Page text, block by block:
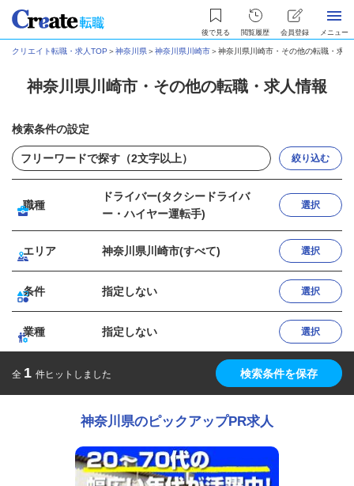
後で見る 閲覧履歴 会員登録 メニュー
クリエイト転職・求人TOP ＞神奈川県＞神奈川県川崎市＞神奈川県川崎市・その他の転職・求人
神奈川県川崎市・その他の転職・求人情報
検索条件の設定
絞り込む
職種
ドライバー(タクシードライバ
ー・ハイヤー運転手)
選択
エリア 神奈川県川崎市(すべて) 選択
条件 指定しない 選択
業種 指定しない 選択
全 1 件ヒットしました 検索条件を保存
神奈川県のピックアップPR求人